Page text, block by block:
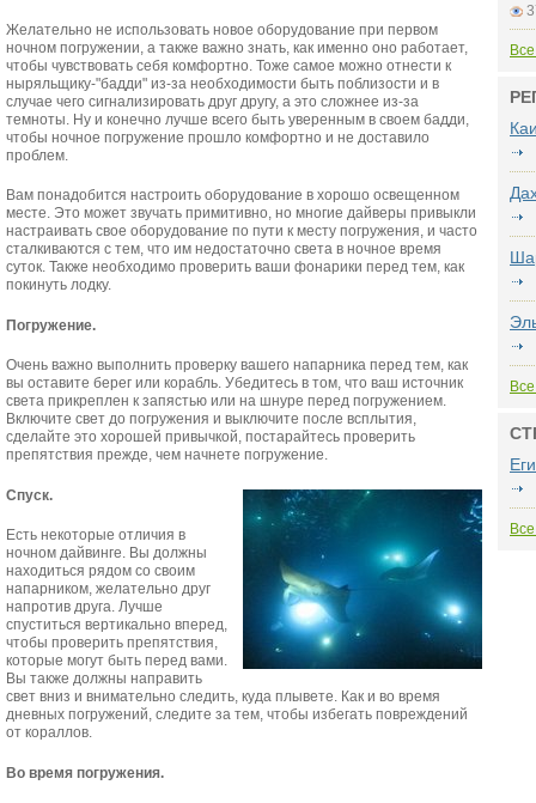
Желательно не использовать новое оборудование при первом
ночном погружении, а также важно знать, как именно оно работает,
чтобы чувствовать себя комфортно. Тоже самое можно отнести к
ныряльщику-"бадди" из-за необходимости быть поблизости и в
случае чего сигнализировать друг другу, а это сложнее из-за
темноты. Ну и конечно лучше всего быть уверенным в своем бадди,
чтобы ночное погружение прошло комфортно и не доставило
проблем.
Вам понадобится настроить оборудование в хорошо освещенном
месте. Это может звучать примитивно, но многие дайверы привыкли
настраивать свое оборудование по пути к месту погружения, и часто
сталкиваются с тем, что им недостаточно света в ночное время
суток. Также необходимо проверить ваши фонарики перед тем, как
покинуть лодку.
Погружение.
Очень важно выполнить проверку вашего напарника перед тем, как
вы оставите берег или корабль. Убедитесь в том, что ваш источник
света прикреплен к запястью или на шнуре перед погружением.
Включите свет до погружения и выключите после всплытия,
сделайте это хорошей привычкой, постарайтесь проверить
препятствия прежде, чем начнете погружение.
Спуск.
Есть некоторые отличия в
ночном дайвинге. Вы должны
находиться рядом со своим
напарником, желательно друг
напротив друга. Лучше
спуститься вертикально вперед,
чтобы проверить препятствия,
которые могут быть перед вами.
Вы также должны направить
свет вниз и внимательно следить, куда плывете. Как и во время
дневных погружений, следите за тем, чтобы избегать повреждений
от кораллов.
Во время погружения.